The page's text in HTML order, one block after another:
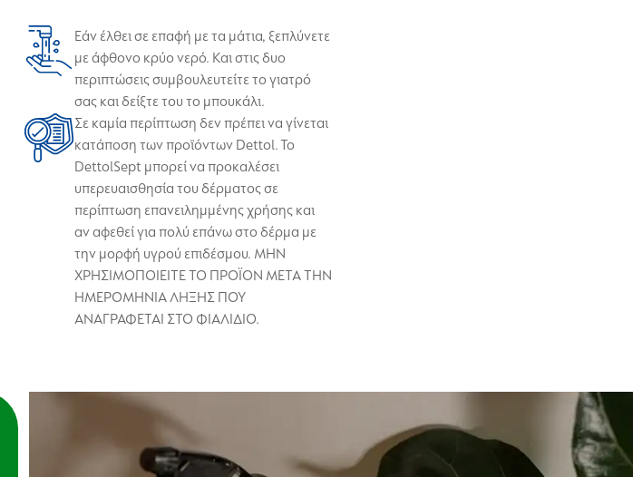
Εάν έλθει σε επαφή με τα μάτια, ξεπλύνετε
με άφθονο κρύο νερό. Και στις δυο
περιπτώσεις συμβουλευτείτε το γιατρό
σας και δείξτε του το μπουκάλι.
Σε καμία περίπτωση δεν πρέπει να γίνεται
κατάποση των προϊόντων Dettol. Το
DettolSept μπορεί να προκαλέσει
υπερευαισθησία του δέρματος σε
περίπτωση επανειλημμένης χρήσης και
αν αφεθεί για πολύ επάνω στο δέρμα με
την μορφή υγρού επιδέσμου. ΜΗΝ
ΧΡΗΣΙΜΟΠΟΙΕΙΤΕ ΤΟ ΠΡΟΪΌΝ ΜΕΤΑ ΤΗΝ
ΗΜΕΡΟΜΗΝΙΑ ΛΗΞΗΣ ΠΟΥ
ΑΝΑΓΡΑΦΕΤΑΙ ΣΤΟ ΦΙΑΛΙΔΙΟ.